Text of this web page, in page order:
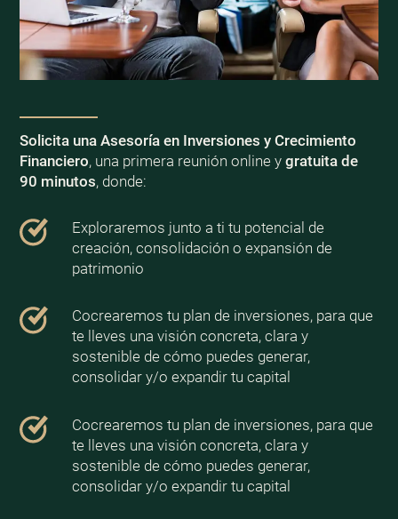
Solicita una Asesoría en Inversiones y Crecimiento
Financiero, una primera reunión online y gratuita de
90 minutos, donde:
Exploraremos junto a ti tu potencial de
creación, consolidación o expansión de
patrimonio
Cocrearemos tu plan de inversiones, para que
te lleves una visión concreta, clara y
sostenible de cómo puedes generar,
consolidar y/o expandir tu capital
Cocrearemos tu plan de inversiones, para que
te lleves una visión concreta, clara y
sostenible de cómo puedes generar,
consolidar y/o expandir tu capital